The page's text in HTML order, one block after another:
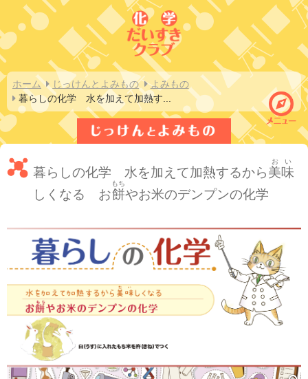
ホーム じっけんとよみもの
よみもの
暮らしの化学　水を加えて加熱す
暮らしの化学 水を加えて加熱するから美味
おい
しくなる お餅
もち
やお米のデンプンの化学